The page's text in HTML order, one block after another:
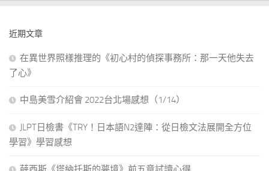
近期文章
在異世界照樣推理的《初心村的偵探事務所：那一天他失去
了心》
中島美雪介紹會 2022台北場感想（1/14）
JLPT日檢書《TRY！日本語N2達陣：從日檢文法展開全方位
學習》學習感想